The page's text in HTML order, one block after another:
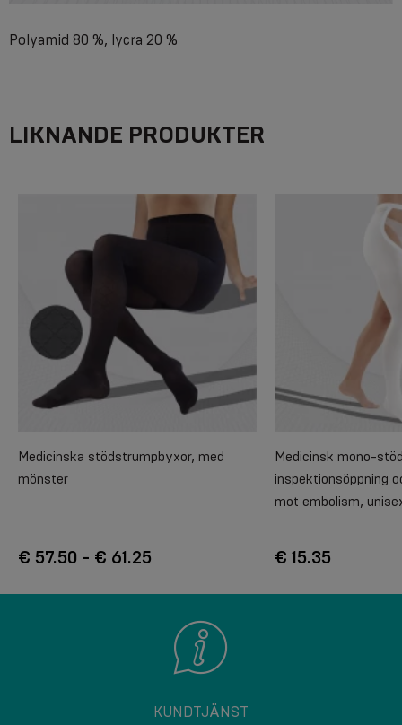
Polyamid 80 %, lycra 20 %
LIKNANDE PRODUKTER
Medicinska stödstrumpbyxor, med
mönster
€ 57.50 - € 61.25
Medicinsk mono-
inspektionsöppning
mot embolism,
€ 15.35
KUNDTJÄNST